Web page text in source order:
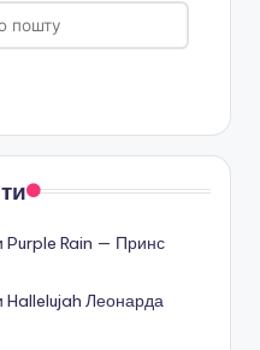
Purple Rain — Принс
Hallelujah Леонарда